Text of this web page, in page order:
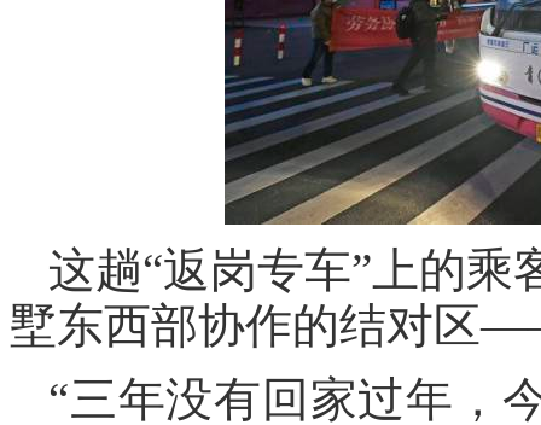
这趟“返岗专车”上的
墅东西部协作的结对区
“三年没有回家过年，